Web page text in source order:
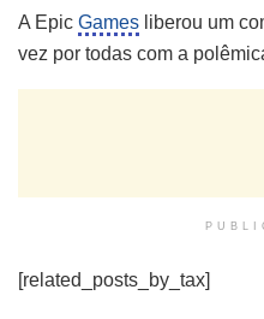
A Epic Games liberou um
vez por todas com a
[related_posts_by_tax]